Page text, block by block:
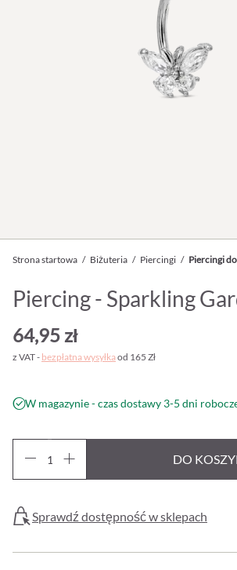
Strona startowa / Biżuteria / Piercingi / Piercingi
Piercing - Sparkling
64,95 zł
z VAT - bezpłatna wysyłkaod 165 Zł
W magazynie - czas dostawy 3-5 dni
DO
Sprawdź dostępność w sklepach